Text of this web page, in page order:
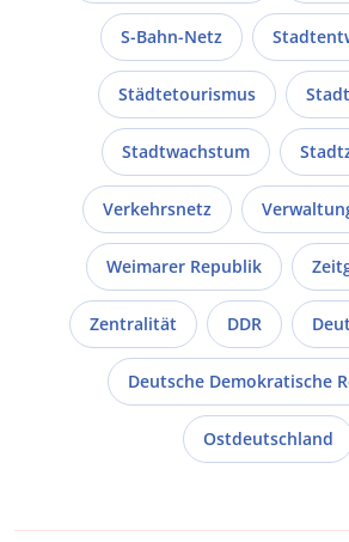
S-Bahn-Netz
Städtetourismus
Stadtwachstum
Verkehrsnetz
Weimarer Republik
Zentralität DDR
Deutsche Demokratische
Ostdeutschland